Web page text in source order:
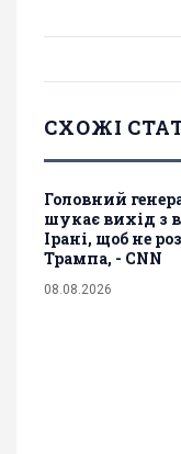
СХОЖІ
Головний
шукає вихід з
Ірані, щоб не
Трампа, - CNN
08.08.2026